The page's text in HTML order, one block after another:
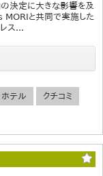
の決定に大きな影響を及
MORIと共同で実施した
ス...
ホテル クチコミ